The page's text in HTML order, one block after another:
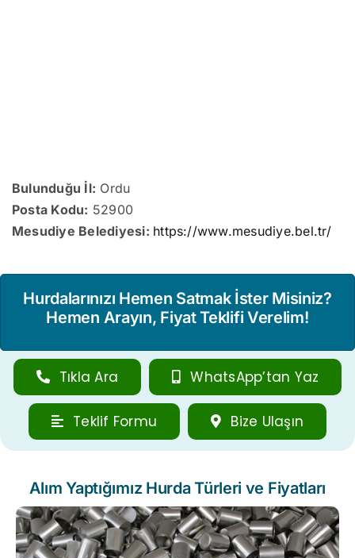
Bulunduğu İl: Ordu
Posta Kodu: 52900
Mesudiye Belediyesi: https://www.mesudiye.bel.tr/
Hurdalarınızı Hemen Satmak İster Misiniz?
Hemen Arayın, Fiyat Teklifi Verelim!
Tıkla Ara WhatsApp’tan Yaz
Teklif Formu Bize Ulaşın
Alım Yaptığımız Hurda Türleri ve Fiyatları